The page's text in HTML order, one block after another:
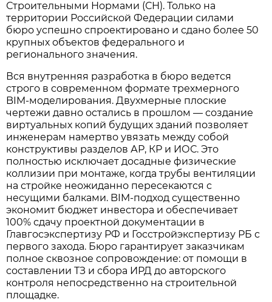
Строительными Нормами (СН). Только на
территории Российской Федерации силами
бюро успешно спроектировано и сдано более 50
крупных объектов федерального и
регионального значения.
Вся внутренняя разработка в бюро ведется
строго в современном формате трехмерного
BIM-моделирования. Двухмерные плоские
чертежи давно остались в прошлом — создание
виртуальных копий будущих зданий позволяет
инженерам намертво увязать между собой
конструктивы разделов АР, КР и ИОС. Это
полностью исключает досадные физические
коллизии при монтаже, когда трубы вентиляции
на стройке неожиданно пересекаются с
несущими балками. BIM-подход существенно
экономит бюджет инвестора и обеспечивает
100% сдачу проектной документации в
Главгосэкспертизу РФ и Госстройэкспертизу РБ с
первого захода. Бюро гарантирует заказчикам
полное сквозное сопровождение: от помощи в
составлении ТЗ и сбора ИРД до авторского
контроля непосредственно на строительной
площадке.